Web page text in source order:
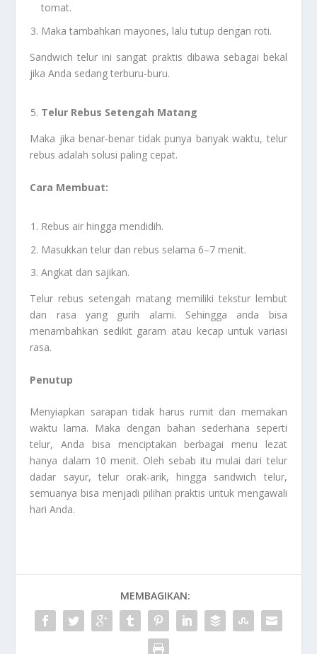
tomat.
Maka tambahkan mayones, lalu tutup dengan roti.
Sandwich telur ini sangat praktis dibawa sebagai bekal
jika Anda sedang terburu-buru.
Telur Rebus Setengah Matang
Maka jika benar-benar tidak punya banyak waktu, telur
rebus adalah solusi paling cepat.
Cara Membuat:
Rebus air hingga mendidih.
Masukkan telur dan rebus selama 6–7 menit.
Angkat dan sajikan.
Telur rebus setengah matang memiliki tekstur lembut
dan rasa yang gurih alami. Sehingga anda bisa
menambahkan sedikit garam atau kecap untuk variasi
rasa.
Penutup
Menyiapkan sarapan tidak harus rumit dan memakan
waktu lama. Maka dengan bahan sederhana seperti
telur, Anda bisa menciptakan berbagai menu lezat
hanya dalam 10 menit. Oleh sebab itu mulai dari telur
dadar sayur, telur orak-arik, hingga sandwich telur,
semuanya bisa menjadi pilihan praktis untuk mengawali
hari Anda.
MEMBAGIKAN: